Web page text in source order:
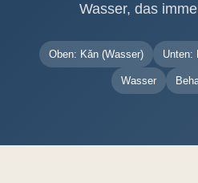
Wasser, das
Oben: Kǎn (Wasser) Unten:
Wasser